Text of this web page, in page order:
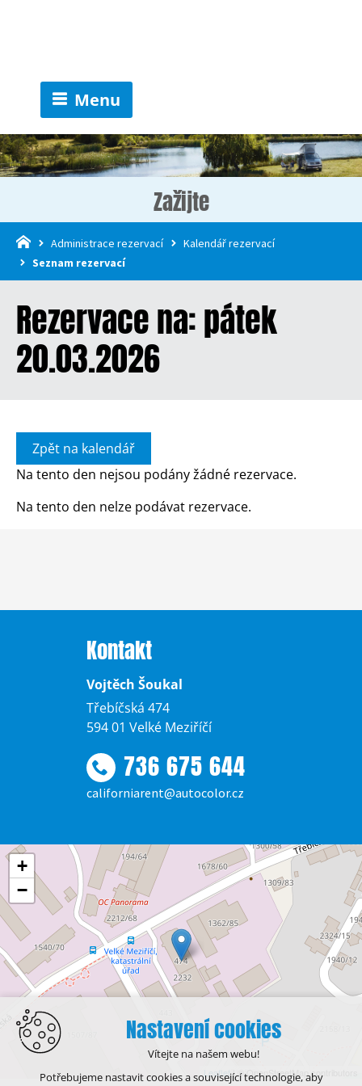
Menu
Zažijte
Administrace rezervací
Kalendář rezervací
Seznam rezervací
Rezervace na: pátek
20.03.2026
Zpět na kalendář
Na tento den nejsou podány žádné rezervace.
Na tento den nelze podávat rezervace.
Kontakt
Vojtěch Šoukal
Třebíčská 474
594 01 Velké Meziříčí
736 675 644
californiarent@autocolor.cz
+
−
Leaflet | © OpenStreetMap contributors
Nastavení cookies
Vítejte na našem webu!
Potřebujeme nastavit cookies a související technologie, aby